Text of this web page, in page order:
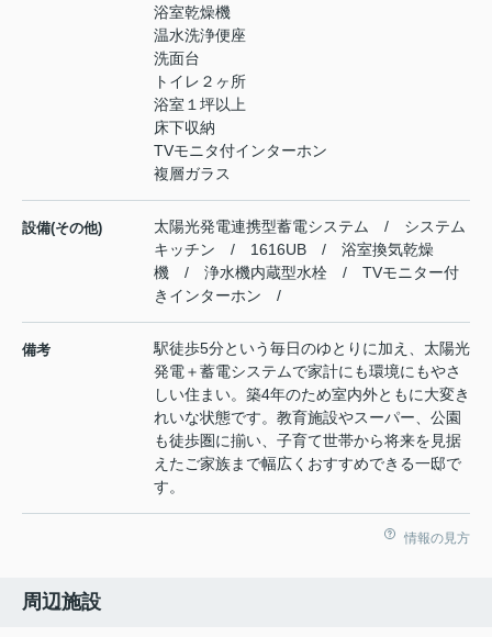
浴室乾燥機
温水洗浄便座
洗面台
トイレ２ヶ所
浴室１坪以上
床下収納
TVモニタ付インターホン
複層ガラス
設備(その他)
太陽光発電連携型蓄電システム / システム
キッチン / 1616UB / 浴室換気乾燥
機 / 浄水機内蔵型水栓 / TVモニター付
きインターホン /
備考
駅徒歩5分という毎日のゆとりに加え、太陽光
発電＋蓄電システムで家計にも環境にもやさ
しい住まい。築4年のため室内外ともに大変き
れいな状態です。教育施設やスーパー、公園
も徒歩圏に揃い、子育て世帯から将来を見据
えたご家族まで幅広くおすすめできる一邸で
す。
情報の見方
周辺施設